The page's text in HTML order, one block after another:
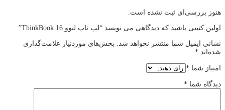
هنوز بررسی‌ای ثبت نشده است.
اولین کسی باشید که دیدگاهی می نویسد “لپ تاپ لنوو ThinkBook 16”
نشانی ایمیل شما منتشر نخواهد شد. بخش‌های موردنیاز علامت‌گذاری
شده‌اند *
امتیاز شما *
دیدگاه شما *